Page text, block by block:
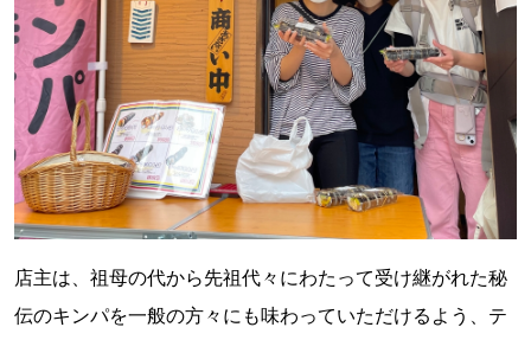
店主は、祖母の代から先祖代々にわたって受け継がれた秘
伝のキンパを一般の方々にも味わっていただけるよう、テ